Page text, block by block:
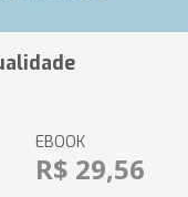
EBOOK
R$ 29,56